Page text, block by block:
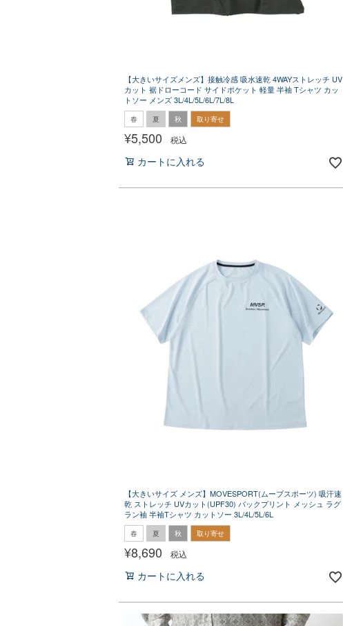
【大きいサイズメンズ】接触冷感 吸水速乾 4WAYストレッチ UV
カット 裾ドローコード サイドポケット 軽量 半袖 Tシャツ カッ
トソー メンズ 3L/4L/5L/6L/7L/8L
春 夏 秋 取り寄せ
¥5,500 税込
カートに入れる
【大きいサイズ メンズ】MOVESPORT(ムーブスポーツ) 吸汗速
乾 ストレッチ UVカット(UPF30) バックプリント メッシュ ラグ
ラン袖 半袖Tシャツ カットソー 3L/4L/5L/6L
春 夏 秋 取り寄せ
¥8,690 税込
カートに入れる